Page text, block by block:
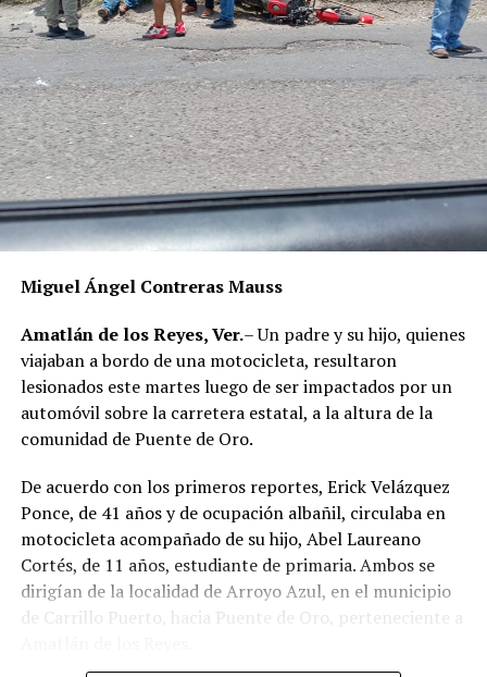
Miguel Ángel Contreras Mauss
Amatlán de los Reyes, Ver.– Un padre y su hijo, quienes
viajaban a bordo de una motocicleta, resultaron
lesionados este martes luego de ser impactados por un
automóvil sobre la carretera estatal, a la altura de la
comunidad de Puente de Oro.
De acuerdo con los primeros reportes, Erick Velázquez
Ponce, de 41 años y de ocupación albañil, circulaba en
motocicleta acompañado de su hijo, Abel Laureano
Cortés, de 11 años, estudiante de primaria. Ambos se
dirigían de la localidad de Arroyo Azul, en el municipio
de Carrillo Puerto, hacia Puente de Oro, perteneciente a